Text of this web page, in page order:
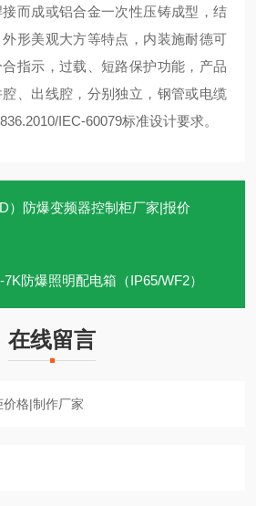
而成或铝合金一次性压铸成型，结
形美观大方等特点，内装施耐德可
指示，过载、短路保护功能，产品
、出线腔，分别独立，钢管或电缆
IEC-60079标准设计要求。
）防爆变频器控制柜厂家|报价
7K防爆照明配电箱（IP65/WF2）
在线留言